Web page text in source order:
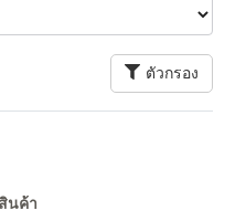
ตัวกรอง
นค้า